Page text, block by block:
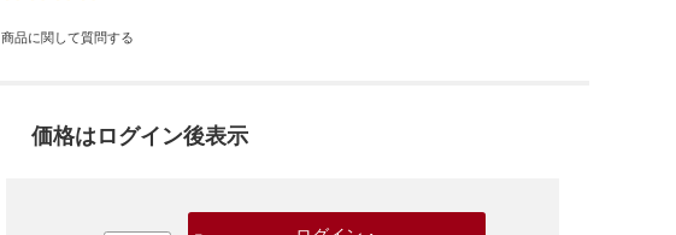
商品に関して質問する
価格はログイン後表示